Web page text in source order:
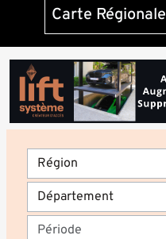
Carte Régionale